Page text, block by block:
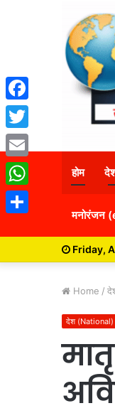
होम
मनोरंजन
Friday,
Home /
देश (National)
Facebook
Twitter
Email
WhatsApp